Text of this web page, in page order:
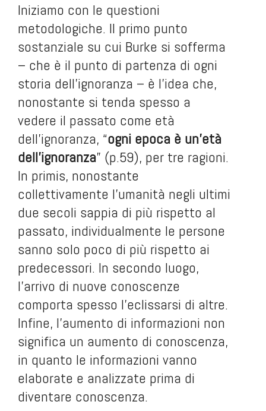
Iniziamo con le questioni
metodologiche. Il primo punto
sostanziale su cui Burke si sofferma
– che è il punto di partenza di ogni
storia dell’ignoranza – è l’idea che,
nonostante si tenda spesso a
vedere il passato come età
dell’ignoranza, “ogni epoca è un’età
dell’ignoranza” (p.59), per tre ragioni.
In primis, nonostante
collettivamente l’umanità negli ultimi
due secoli sappia di più rispetto al
passato, individualmente le persone
sanno solo poco di più rispetto ai
predecessori. In secondo luogo,
l’arrivo di nuove conoscenze
comporta spesso l’eclissarsi di altre.
Infine, l’aumento di informazioni non
significa un aumento di conoscenza,
in quanto le informazioni vanno
elaborate e analizzate prima di
diventare conoscenza.